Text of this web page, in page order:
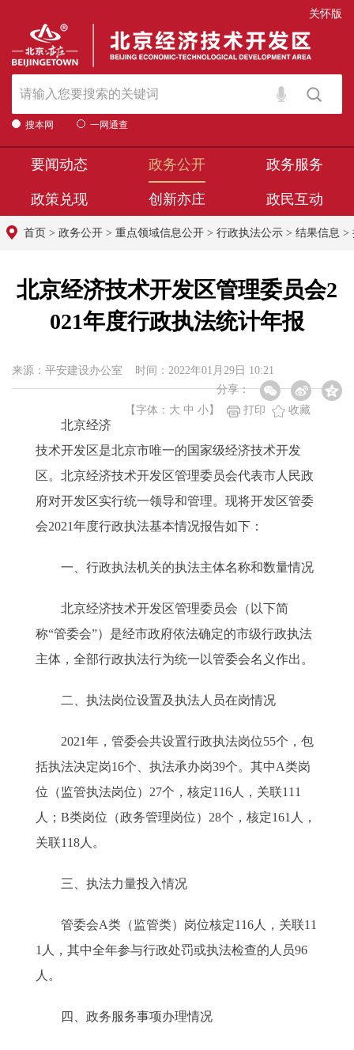
关怀版
搜本网 一网通查
要闻动态 政务公开 政务服务
政策兑现 创新亦庄 政民互动
首页 > 政务公开 > 重点领域信息公开 > 行政执法公示 > 结果信息 >
北京经济技术开发区管理委员会2
021年度行政执法统计年报
来源：平安建设办公室 时间：2022年01月29日 10:21
分享：
【字体： 大 中 小 】 打印 收藏
北京经济
技术开发区是北京市唯一的国家级经济技术开发
区。北京经济技术开发区管理委员会代表市人民政
府对开发区实行统一领导和管理。现将开发区管委
会2021年度行政执法基本情况报告如下：
一、行政执法机关的执法主体名称和数量情况
北京经济技术开发区管理委员会（以下简
称“管委会”）是经市政府依法确定的市级行政执法
主体，全部行政执法行为统一以管委会名义作出。
二、执法岗位设置及执法人员在岗情况
2021年，管委会共设置行政执法岗位55个，包
括执法决定岗16个、执法承办岗39个。其中A类岗
位（监管执法岗位）27个，核定116人，关联111
人；B类岗位（政务管理岗位）28个，核定161人，
关联118人。
三、执法力量投入情况
管委会A类（监管类）岗位核定116人，关联11
1人，其中全年参与行政处罚或执法检查的人员96
人。
四、政务服务事项办理情况